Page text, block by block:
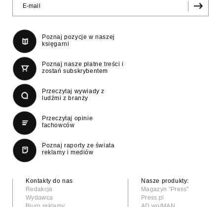
Poznaj pozycje w naszej
księgarni
Poznaj nasze płatne treści i
zostań subskrybentem
Przeczytaj wywiady z
ludźmi z branży
Przeczytaj opinie
fachowców
Poznaj raporty ze świata
reklamy i mediów
Kontakty do nas
Redakcja
Wydawca
Nasze produkty:
Magazyn "Press"
Press.pl